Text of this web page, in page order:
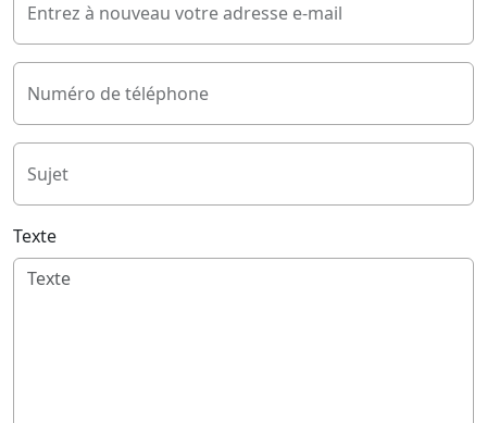
Entrez à nouveau votre adresse e-mail
Numéro de téléphone
Sujet
Texte